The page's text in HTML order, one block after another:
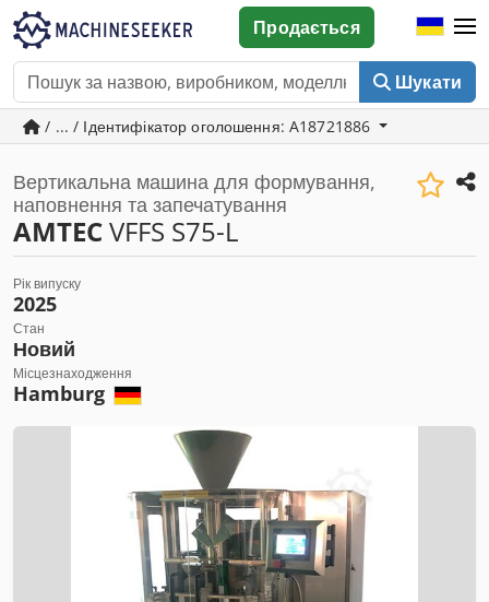
Шукати
Продається
/ ... / Ідентифікатор оголошення: A18721886
Вертикальна машина для формування,
наповнення та запечатування
AMTECVFFS S75-L
Рік випуску
2025
Стан
Новий
Місцезнаходження
Hamburg